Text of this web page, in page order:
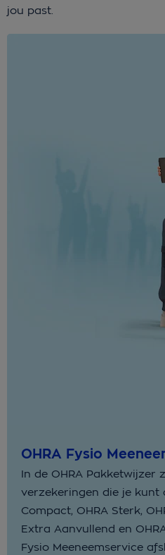
jou past.
OHRA Fysio
In de OHRA Pakketwijzer
verzekeringen die je kunt
Compact, OHRA Sterk,
Extra Aanvullend en
Fysio Meeneemservice